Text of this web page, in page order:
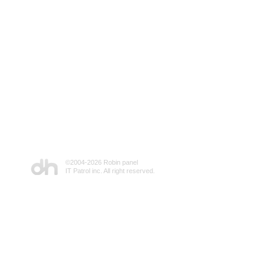
©2004-2026 Robin panel
IT Patrol inc. All right reserved.